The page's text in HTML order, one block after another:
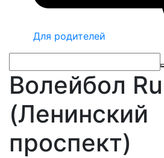
Для родителей
Волейбол
(Ленинский
проспект)